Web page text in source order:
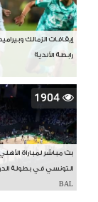
إيقافات الزمالك
رابطة الأندية
1904
بث مباشر لمباراة
التونسي في بطولة
BAL